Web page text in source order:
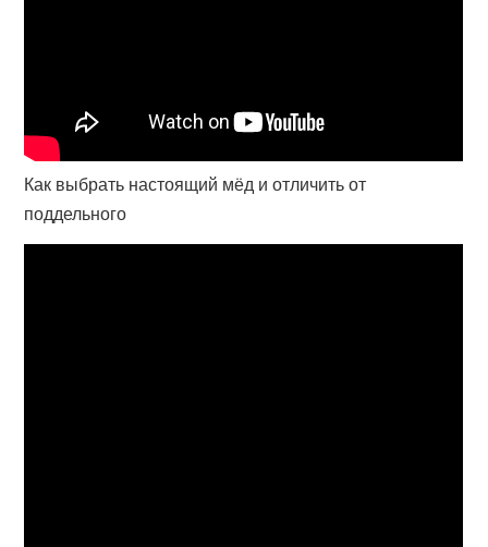
Как выбрать настоящий мёд и отличить от
поддельного